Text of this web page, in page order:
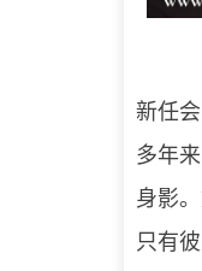
新任
多年
身影
只有